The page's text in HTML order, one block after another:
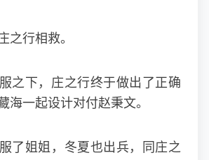
之行相救。
之下，庄之行终于做出了正确
海一起设计对付赵秉文。
了姐姐，冬夏也出兵，同庄之